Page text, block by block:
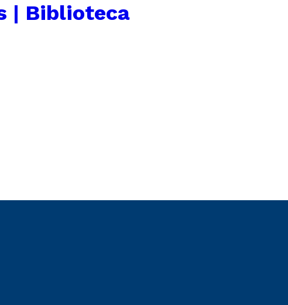
| Biblioteca